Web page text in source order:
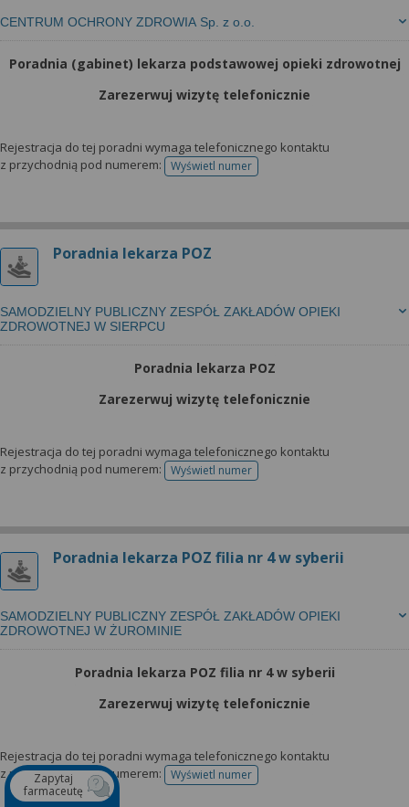
CENTRUM OCHRONY ZDROWIA Sp. z o.o.
Poradnia (gabinet) lekarza podstawowej opieki zdrowotnej
Zarezerwuj wizytę telefonicznie
Rejestracja do tej poradni wymaga telefonicznego kontaktu
z przychodnią pod numerem:
Wyświetl numertelefonu do rejestracji
Poradnia lekarza POZ
SAMODZIELNY PUBLICZNY ZESPÓŁ ZAKŁADÓW OPIEKI
ZDROWOTNEJ W SIERPCU
Poradnia lekarza POZ
Zarezerwuj wizytę telefonicznie
Rejestracja do tej poradni wymaga telefonicznego kontaktu
z przychodnią pod numerem:
Wyświetl numertelefonu do rejestracji
Poradnia lekarza POZ filia nr 4 w syberii
SAMODZIELNY PUBLICZNY ZESPÓŁ ZAKŁADÓW OPIEKI
ZDROWOTNEJ W ŻUROMINIE
Poradnia lekarza POZ filia nr 4 w syberii
Zarezerwuj wizytę telefonicznie
Rejestracja do tej poradni wymaga telefonicznego kontaktu
z przychodnią pod numerem:
Wyświetl numertelefonu do rejestracji
Zapytaj
farmaceutę